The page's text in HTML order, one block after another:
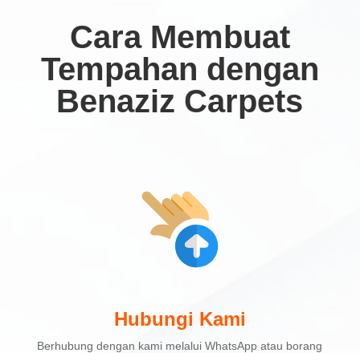
Cara Membuat
Tempahan dengan
Benaziz Carpets
Hubungi Kami
Berhubung dengan kami melalui WhatsApp atau borang